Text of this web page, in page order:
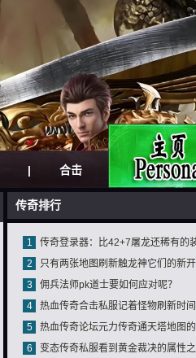
| 合击
传奇排行
1
传奇登录器：比42+7屠龙还稀有的
17荣誉勋章
2
只有两张地图刷新触龙神它们的新
传奇私服爆率一样吗
3
佣兵法师pk道士要如何应对呢？
4
热血传奇合击私服记着怪物刷新时
玩家的意思
5
热血传奇论坛元力传奇通天塔地图
设定
6
变态传奇私服看到黄金裁决的属性